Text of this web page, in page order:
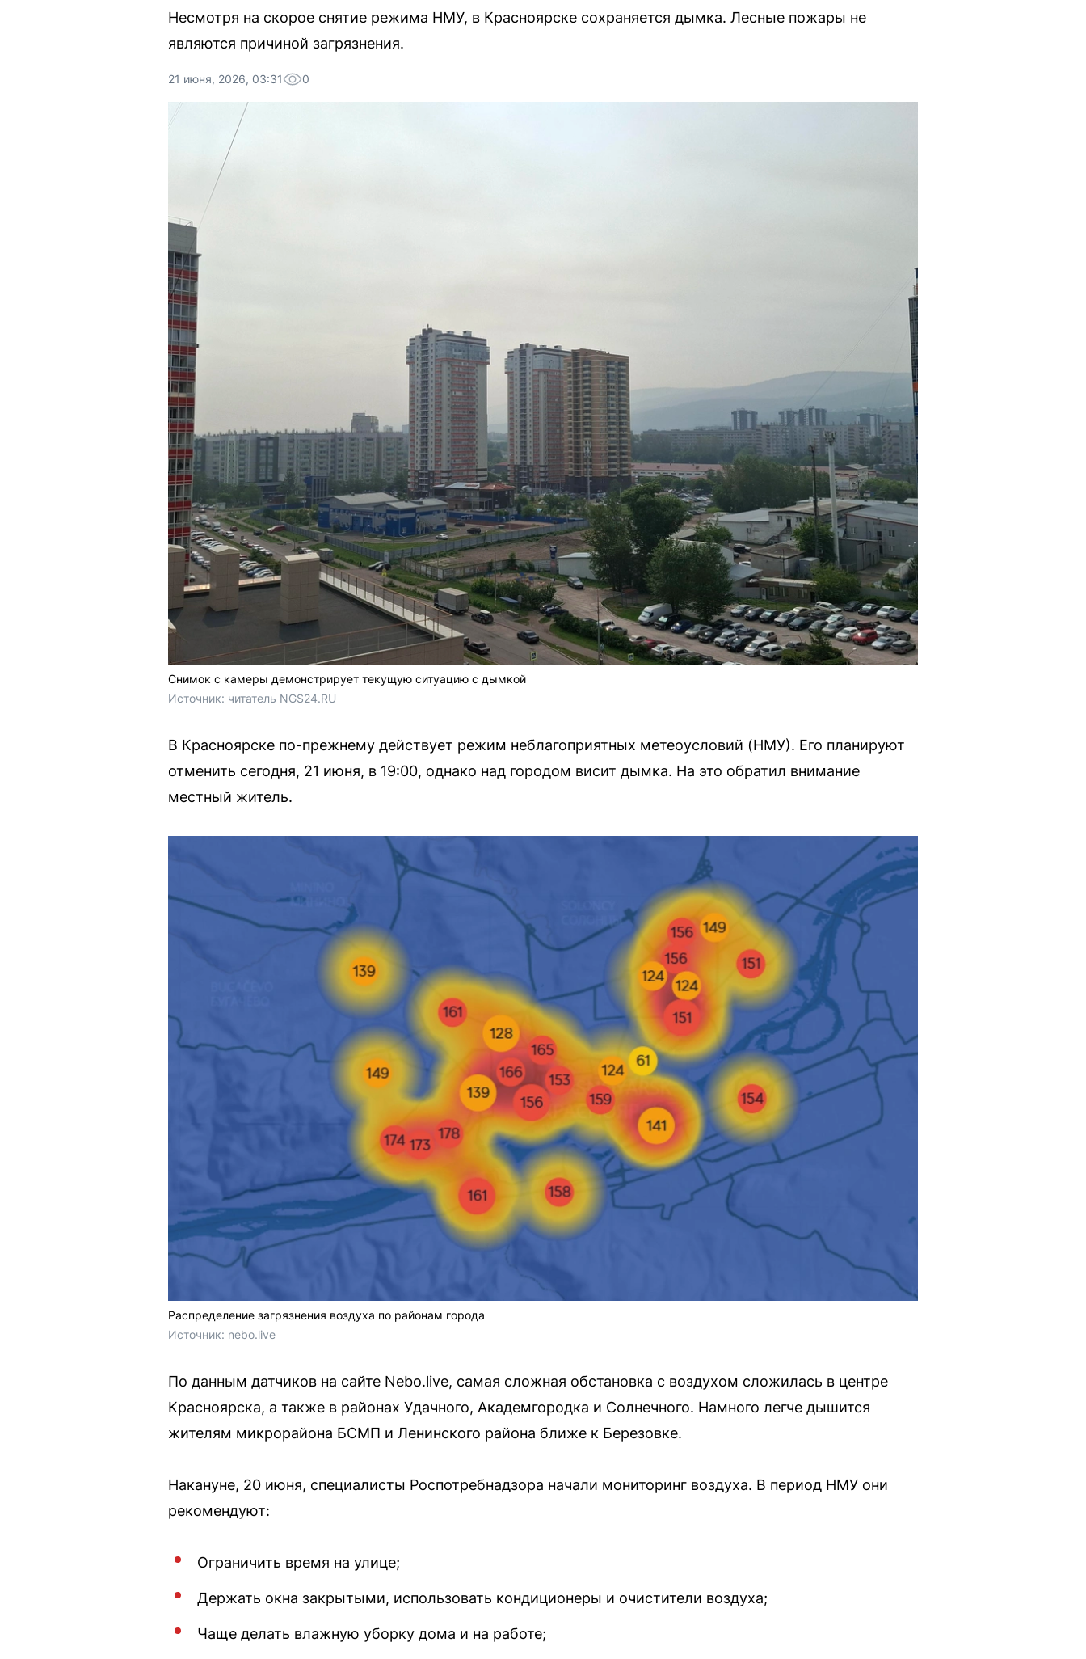
Несмотря на скорое снятие режима НМУ, в Красноярске сохраняется дымка. Лесные пожары не
являются причиной загрязнения.
21 июня, 2026, 03:31 0
Снимок с камеры демонстрирует текущую ситуацию с дымкой
Источник: читатель NGS24.RU
В Красноярске по-прежнему действует режим неблагоприятных метеоусловий (НМУ). Его планируют
отменить сегодня, 21 июня, в 19:00, однако над городом висит дымка. На это обратил внимание
местный житель.
Распределение загрязнения воздуха по районам города
Источник: nebo.live
По данным датчиков на сайте Nebo.live, самая сложная обстановка с воздухом сложилась в центре
Красноярска, а также в районах Удачного, Академгородка и Солнечного. Намного легче дышится
жителям микрорайона БСМП и Ленинского района ближе к Березовке.
Накануне, 20 июня, специалисты Роспотребнадзора начали мониторинг воздуха. В период НМУ они
рекомендуют:
Ограничить время на улице;
Держать окна закрытыми, использовать кондиционеры и очистители воздуха;
Чаще делать влажную уборку дома и на работе;